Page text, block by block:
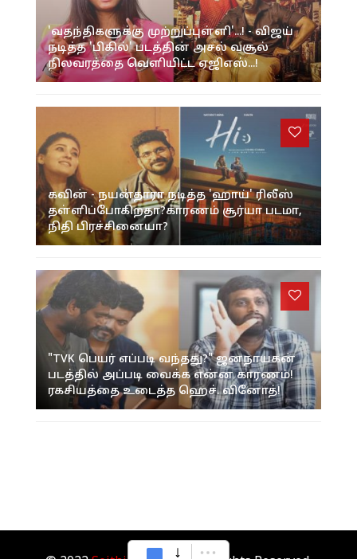
'வதந்திகளுக்கு முற்றுப்புள்ளி'...! - விஜய்
நடித்த 'பிகில்' படத்தின் அசல் வசூல்
நிலவரத்தை வெளியிட்ட ஏஜிஎஸ்...!
கவின் - நயன்தாரா நடித்த 'ஹாய்' ரிலீஸ்
தள்ளிப்போகிறதா?காரணம் சூர்யா படமா,
நிதி பிரச்சினையா?
"TVK பெயர் எப்படி வந்தது?" ஜனநாயகன்
படத்தில் அப்படி வைக்க என்ன காரணம்!
ரகசியத்தை உடைத்த ஹெச். வினோத்!